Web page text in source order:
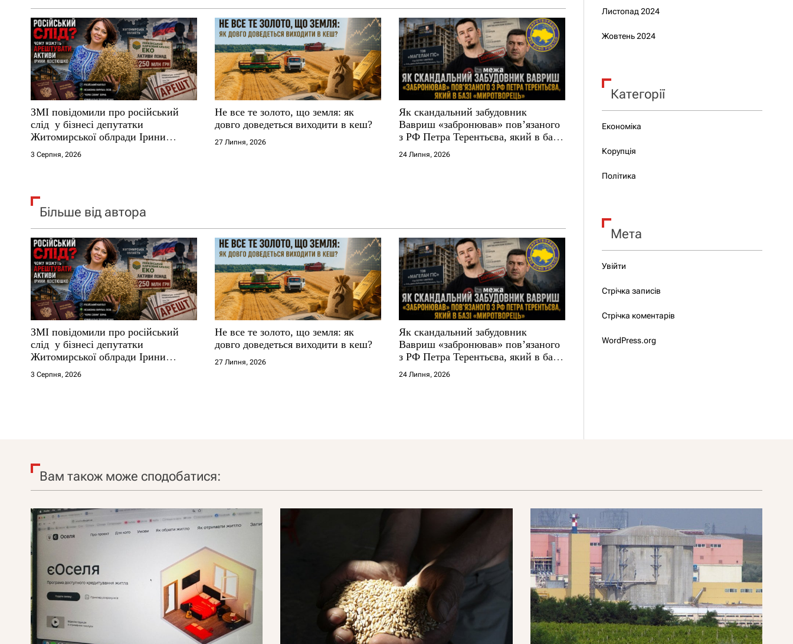
а
п
и
с
і
в
ЗМІ повідомили про російський
слід у бізнесі депутатки
Житомирської облради Ірини
Костюшко та чому можуть
арештувати її активи
3 Серпня, 2026
Не все те золото, що земля: як
довго доведеться виходити в кеш?
27 Липня, 2026
Як скандальний забудовник
Вавриш «забронював» повʼязаного
з РФ Петра Терентьєва, який в базі
«Миротворець»
24 Липня, 2026
Більше від автора
ЗМІ повідомили про російський
слід у бізнесі депутатки
Житомирської облради Ірини
Костюшко та чому можуть
арештувати її активи
3 Серпня, 2026
Не все те золото, що земля: як
довго доведеться виходити в кеш?
27 Липня, 2026
Як скандальний забудовник
Вавриш «забронював» повʼязаного
з РФ Петра Терентьєва, який в базі
«Миротворець»
24 Липня, 2026
Листопад 2024
Жовтень 2024
Категорії
Економіка
Корупція
Політика
Мета
Увійти
Стрічка записів
Стрічка коментарів
WordPress.org
Вам також може сподобатися: